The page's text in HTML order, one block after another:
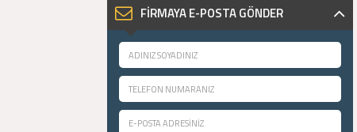
FİRMAYA E-POSTA GÖNDER